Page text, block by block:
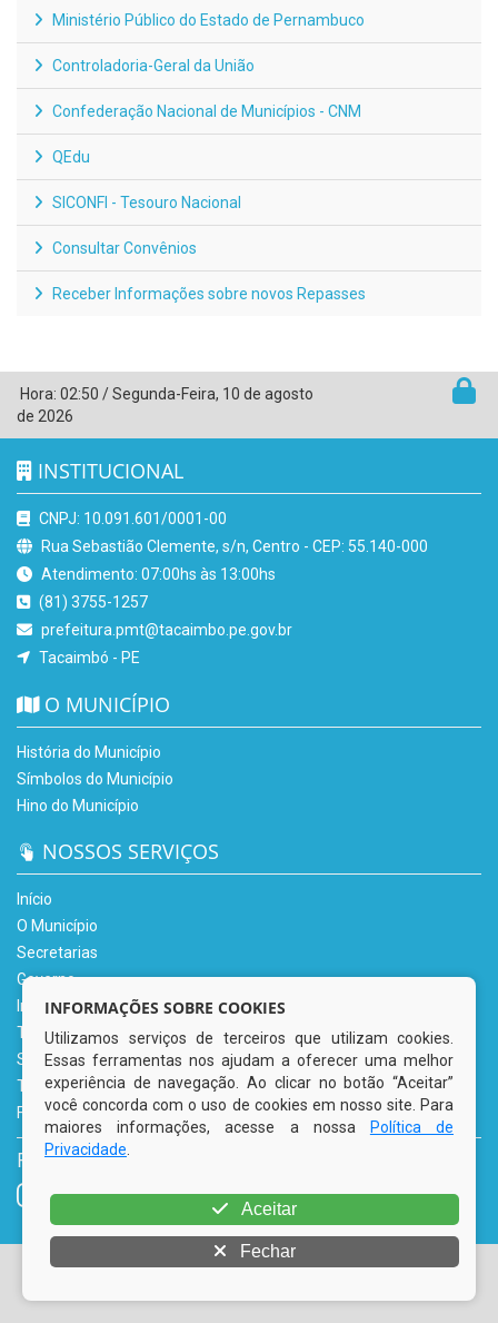
Ministério Público do Estado de Pernambuco
Controladoria-Geral da União
Confederação Nacional de Municípios - CNM
QEdu
SICONFI - Tesouro Nacional
Consultar Convênios
Receber Informações sobre novos Repasses
Hora: 02:50 /Segunda-Feira, 10 de agosto
de 2026
INSTITUCIONAL
CNPJ: 10.091.601/0001-00
Rua Sebastião Clemente, s/n, Centro - CEP: 55.140-000
Atendimento: 07:00hs às 13:00hs
(81) 3755-1257
prefeitura.pmt@tacaimbo.pe.gov.br
Tacaimbó - PE
O MUNICÍPIO
História do Município
Símbolos do Município
Hino do Município
NOSSOS SERVIÇOS
Início
O Município
Secretarias
Governo
Informe-se
Transparência
Serviços Digitais
Tributário
Fale Conosco
REDES SOCIAIS
© Copyright 2026 Prefeitura Municipal de Tacaimbó | Todos
INFORMAÇÕES SOBRE COOKIES
Utilizamos serviços de terceiros que utilizam cookies.
Essas ferramentas nos ajudam a oferecer uma melhor
experiência de navegação. Ao clicar no botão “Aceitar”
você concorda com o uso de cookies em nosso site. Para
maiores informações, acesse a nossa
Política de
Privacidade
Aceitar
Fechar